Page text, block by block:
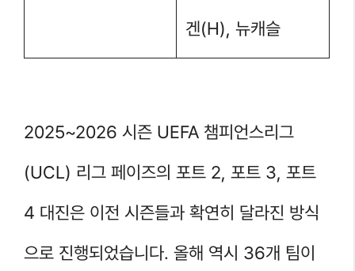
겐(H), 뉴캐슬
2025~2026 시즌 UEFA 챔피언스리그
(UCL) 리그 페이즈의 포트 2, 포트 3, 포트
4 대진은 이전 시즌들과 확연히 달라진 방식
으로 진행되었습니다. 올해 역시 36개 팀이